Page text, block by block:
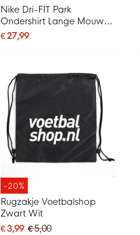
Nike Dri-FIT Park
Ondershirt Lange Mouwen
Groen Wit
€ 27,99
-20%
Rugzakje Voetbalshop
Zwart Wit
€ 3,99 € 5,00